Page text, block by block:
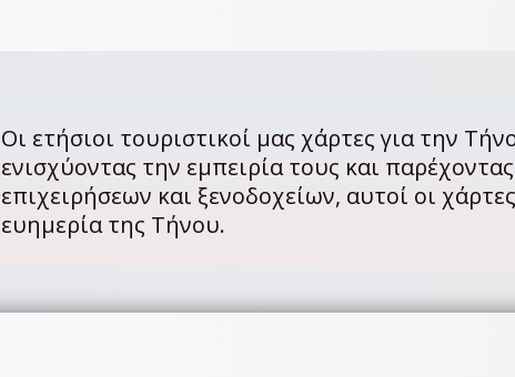
Οι ετήσιοι τουριστικοί μας χάρτες για την
ενισχύοντας την εμπειρία τους και
επιχειρήσεων και ξενοδοχείων, αυτοί οι
ευημερία της Τήνου.